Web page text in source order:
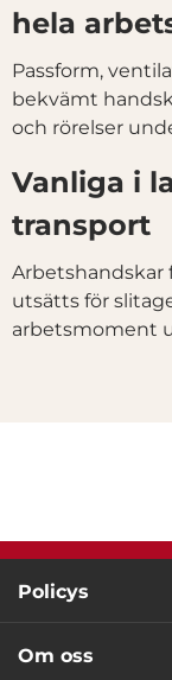
hela
Passform,
bekvämt
och rörelser
Vanliga i
transport
Arbetshandskar
utsätts för
arbetsmoment
Policys
Om oss